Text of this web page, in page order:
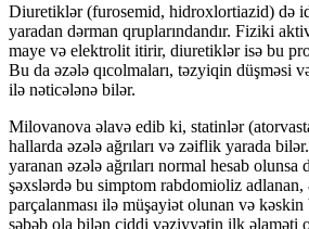
Diuretiklər (furosemid, hidroxlortiazid) də
yaradan dərman qruplarındandır. Fiziki
maye və elektrolit itirir, diuretiklər isə bu
Bu da əzələ qıcolmaları, təzyiqin düşməsi
ilə nəticələnə bilər.
Milovanova əlavə edib ki, statinlər
hallarda əzələ ağrıları və zəiflik yarada
yaranan əzələ ağrıları normal hesab olunsa
şəxslərdə bu simptom rabdomioliz adlanan,
parçalanması ilə müşayiət olunan və kəskin
səbəb ola bilən ciddi vəziyyətin ilk əlaməti